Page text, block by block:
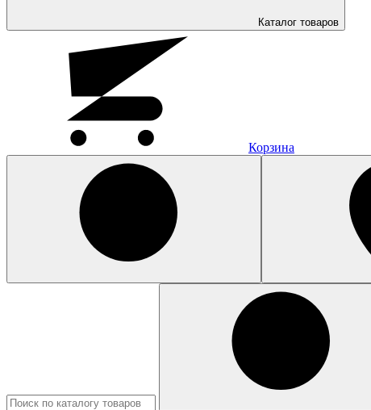
Каталог товаров
Корзина